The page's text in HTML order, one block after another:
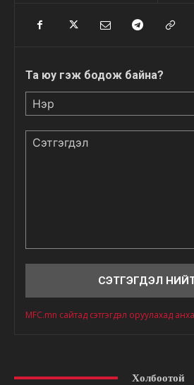
Та юу гэж бодож байна?
MFC.mn сайтад сэтгэгдэл оруулахад
Холбоотой